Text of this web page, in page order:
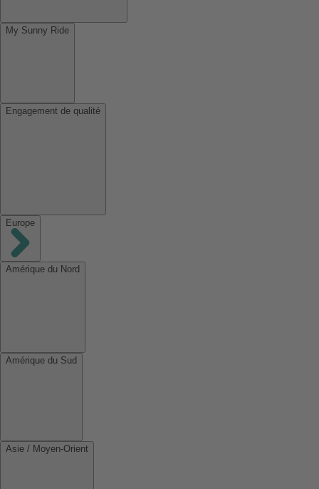
My Sunny Ride
Engagement de qualité
Europe
Amérique du Nord
Amérique du Sud
Asie / Moyen-Orient